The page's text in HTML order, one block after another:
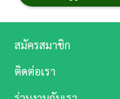
สมัครสมาชิก
ติดต่อเรา